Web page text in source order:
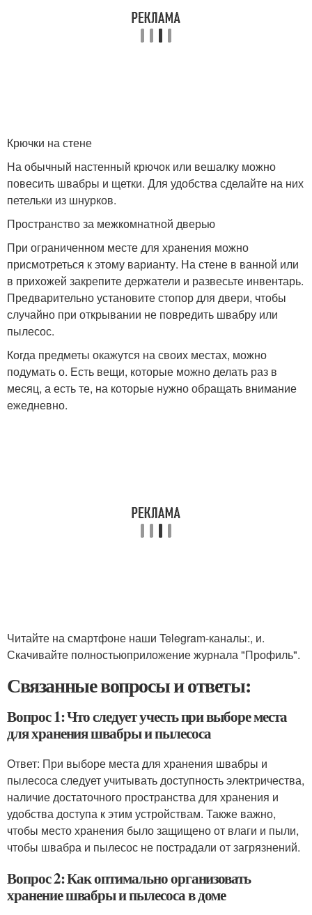
Крючки на стене
На обычный настенный крючок или вешалку можно
повесить швабры и щетки. Для удобства сделайте на них
петельки из шнурков.
Пространство за межкомнатной дверью
При ограниченном месте для хранения можно
присмотреться к этому варианту. На стене в ванной или
в прихожей закрепите держатели и развесьте инвентарь.
Предварительно установите стопор для двери, чтобы
случайно при открывании не повредить швабру или
пылесос.
Когда предметы окажутся на своих местах, можно
подумать о. Есть вещи, которые можно делать раз в
месяц, а есть те, на которые нужно обращать внимание
ежедневно.
Читайте на смартфоне наши Telegram-каналы:, и.
Скачивайте полностьюприложение журнала "Профиль".
Связанные вопросы и ответы:
Вопрос 1: Что следует учесть при выборе места
для хранения швабры и пылесоса
Ответ: При выборе места для хранения швабры и
пылесоса следует учитывать доступность электричества,
наличие достаточного пространства для хранения и
удобства доступа к этим устройствам. Также важно,
чтобы место хранения было защищено от влаги и пыли,
чтобы швабра и пылесос не пострадали от загрязнений.
Вопрос 2: Как оптимально организовать
хранение швабры и пылесоса в доме